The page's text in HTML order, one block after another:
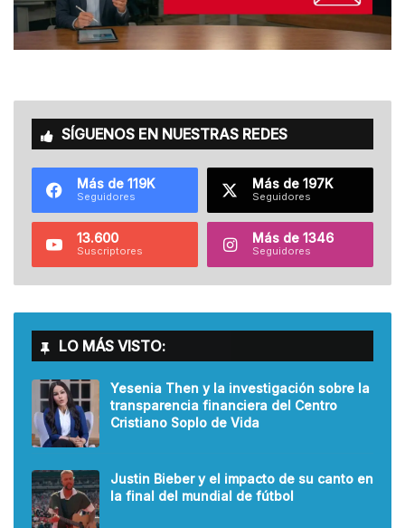
SÍGUENOS EN NUESTRAS REDES
Más de 119K
Seguidores
Más de 197K
Seguidores
13.600
Suscriptores
Más de 1346
Seguidores
LO MÁS VISTO:
Yesenia Then y la investigación sobre la
transparencia financiera del Centro
Cristiano Soplo de Vida
Justin Bieber y el impacto de su canto en
la final del mundial de fútbol